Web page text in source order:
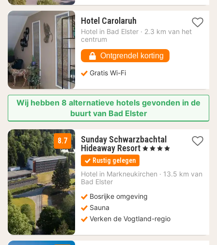
Hotel Carolaruh1
nacht
€
Hotel in Bad Elster · 2.3 km van het
centrum
Ontgrendel korting
Gratis Wi-Fi
Wij hebben 8 alternatieve hotels gevonden in de
buurt van Bad Elster
8.7
Sunday Schwarzbachtal
Hideaway Resort 1
60,14
, 4 Sterren
Rustig gelegen
Hotel in Markneukirchen · 13.5 km van
Bad Elster
Bosrijke omgeving
Sauna
Verken de Vogtland-regio